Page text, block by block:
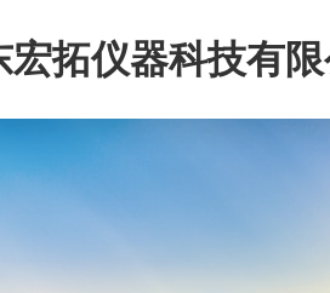
宏拓仪器科技有